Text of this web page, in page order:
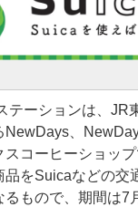
ーションは、JR
NewDays、
コーヒーショップ
品をSuicaなどの交
もので、期間は7